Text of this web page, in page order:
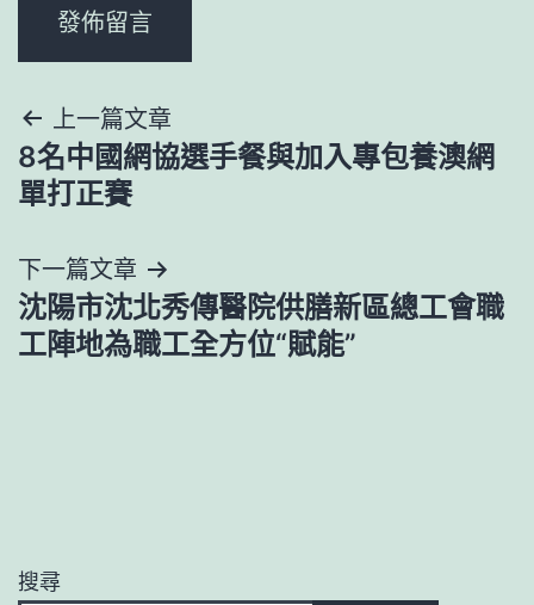
文
章
覽
上一篇文章
8名中國網協選手餐與加入專包養澳網
單打正賽
下一篇文章
沈陽市沈北秀傳醫院供膳新區總工會職
工陣地為職工全方位“賦能”
搜尋